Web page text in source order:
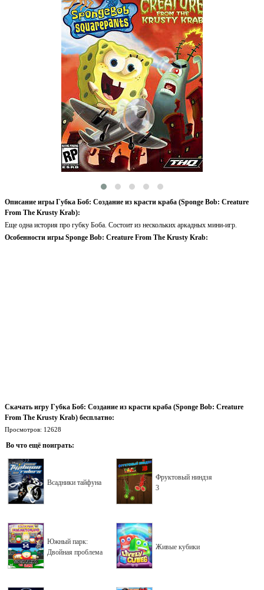
Описание игры Губка Боб: Создание из красти краба (Sponge Bob: Creature
From The Krusty Krab):
Еще одна история про губку Боба. Состоит из нескольких аркадных мини-игр.
Особенности игры Sponge Bob: Creature From The Krusty Krab:
Скачать игру Губка Боб: Создание из красти краба (Sponge Bob: Creature
From The Krusty Krab) бесплатно:
Просмотров: 12628
Во что ещё поиграть:
Всадники тайфуна
Фруктовый ниндзя
3
Южный парк:
Двойная проблема
Живые кубики